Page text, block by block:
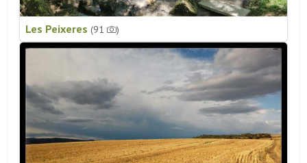
Les Peixeres (91 )